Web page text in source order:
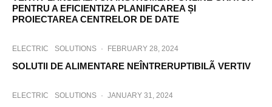
PENTRU A EFICIENTIZA PLANIFICAREA ȘI
PROIECTAREA CENTRELOR DE DATE
ELECTRIC SOLUTIONS · FEBRUARY 28, 2024
SOLUTII DE ALIMENTARE NEÎNTRERUPTIBILÃ VERTIV
ELECTRIC SOLUTIONS · JANUARY 31, 2024